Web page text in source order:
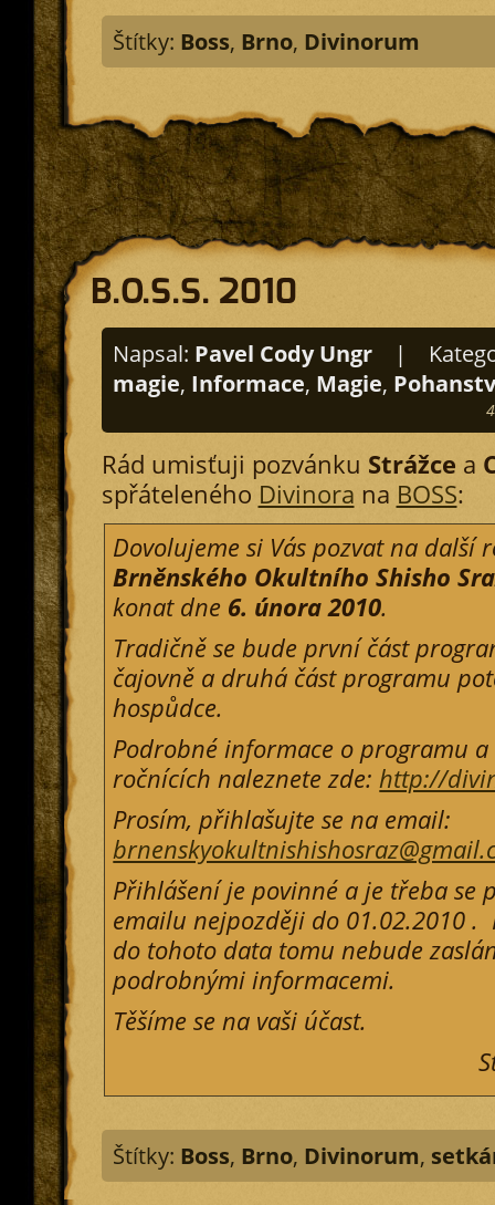
Štítky: Boss, Brno, Divinorum
B.O.S.S. 2010
Napsal: Pavel Cody Ungr |
magie, Informace, Magie,
Rád umisťuji pozvánku Strážce a
spřáteleného Divinora na BOSS:
Dovolujeme si Vás pozvat na další
Brněnského Okultního Shisho
konat dne 6. února 2010.
Tradičně se bude první část
čajovně a druhá část programu
hospůdce.
Podrobné informace o programu
ročnících naleznete zde: http://
Prosím, přihlašujte se na email:
Přihlášení je povinné a je třeba se
emailu nejpozději do 01.02.2010 .
do tohoto data tomu nebude
podrobnými informacemi.
Těšíme se na vaši účast.
Štítky: Boss, Brno, Divinorum,